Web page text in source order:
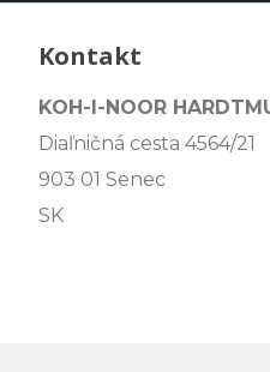
Kontakt
KOH-I-NOOR
Diaľničná cesta 4564/21
903 01 Senec
SK